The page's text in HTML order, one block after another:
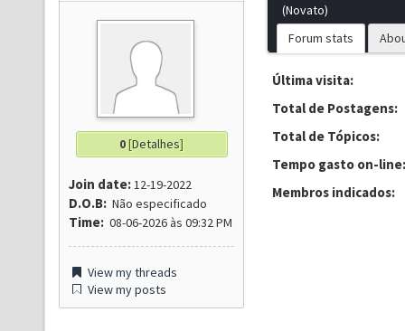
0[Detalhes]
Join date:12-19-2022
D.O.B: Não especificado
Time: 08-06-2026 às 09:32 PM
View my threads
View my posts
(Novato)
Forum stats
Última visita:
Total de Postagens:
Total de Tópicos:
Tempo gasto on-line:
Membros indicados: